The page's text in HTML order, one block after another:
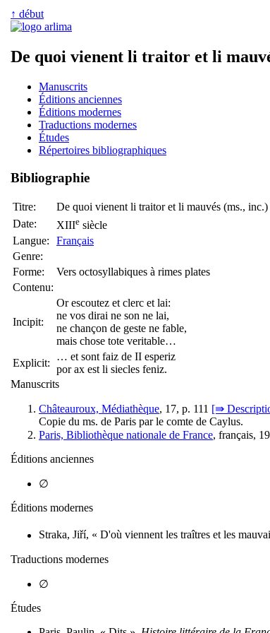
↑ début
De quoi vienent li traitor et li
Manuscrits
Éditions anciennes
Éditions modernes
Traductions modernes
Études
Répertoires bibliographiques
Bibliographie
Titre:
De quoi vienent li traitor et li mauvés (ms., inc.)
Date:
XIIIe siècle
Langue:
Français
Genre:
Forme:
Vers octosyllabiques à rimes plates
Contenu:
Incipit:
Or escoutez et clerc et lai:
ne vos dirai ne son ne lai,
ne chançon de geste ne fable,
mais chose tote veritable…
Explicit:
… et sont faiz de II esperiz
por ax est li siecles feniz.
Manuscrits
Châteauroux, Médiathèque, 17, p. 111 [⇛
Copie du ms. de Paris par le comte de Caylus.
Paris, Bibliothèque nationale de France, français,
Éditions anciennes
∅
Éditions modernes
Straka, Jiří, « D'où viennent les traîtres et les
Traductions modernes
∅
Études